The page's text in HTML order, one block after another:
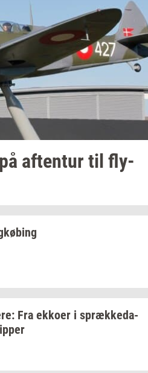
af­ten­tur til fly­
Fra ek­ko­er i spræk­ke­da­